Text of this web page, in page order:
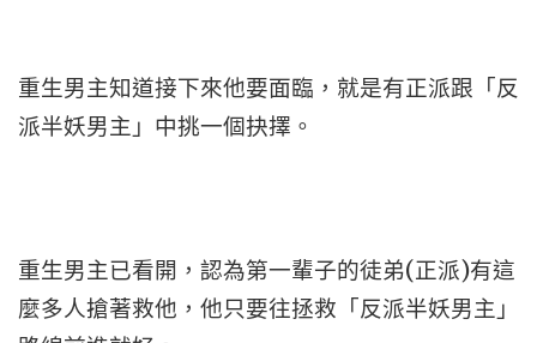
重生男主知道接下來他要面臨，就是有正派跟「反
派半妖男主」中挑一個抉擇。
重生男主已看開，認為第一輩子的徒弟(正派)有這
麼多人搶著救他，他只要往拯救「反派半妖男主」